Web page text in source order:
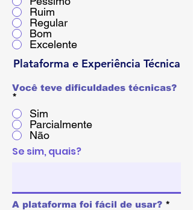
Ruim
Regular
Bom
Excelente
Plataforma e Experiência Técnica
Você teve dificuldades técnicas?
*
Sim
Parcialmente
Não
Se sim, quais?
A plataforma foi fácil de usar? *